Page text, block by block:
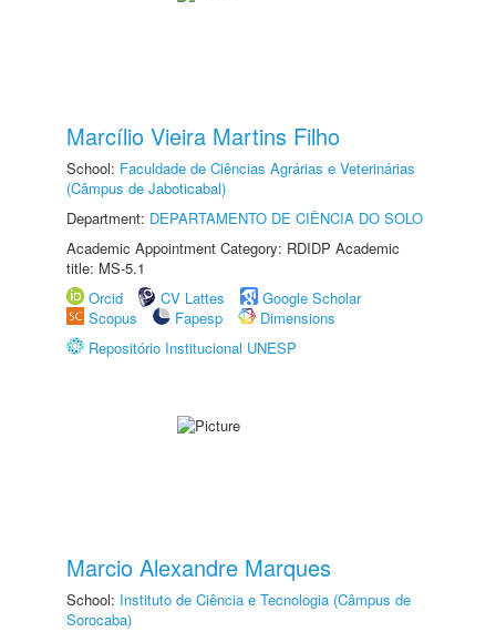
Marcílio Vieira Martins Filho
School: Faculdade de Ciências Agrárias e Veterinárias
(Câmpus de Jaboticabal)
Department: DEPARTAMENTO DE CIÊNCIA DO SOLO
Academic Appointment Category: RDIDP Academic
title: MS-5.1
Orcid
CV Lattes
Google Scholar
Scopus
Fapesp
Dimensions
Repositório Institucional UNESP
Marcio Alexandre Marques
School: Instituto de Ciência e Tecnologia (Câmpus de
Sorocaba)